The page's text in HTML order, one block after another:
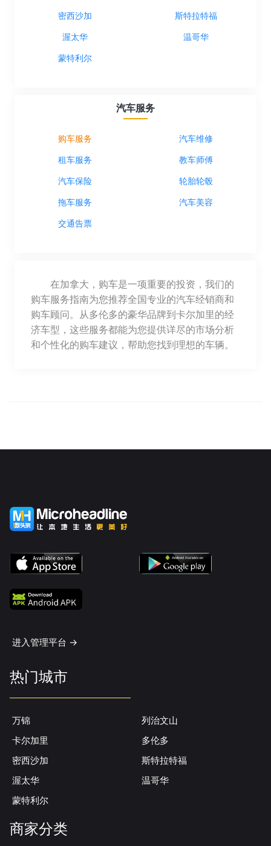
密西沙加 斯特拉特福
渥太华 温哥华
蒙特利尔
汽车服务
购车服务 汽车维修
租车服务 教车师傅
汽车保险 轮胎轮毂
拖车服务 汽车美容
交通告票
在加拿大，购车是一项重要的投资，我们的
购车服务指南为您推荐全国专业的汽车经销商和
购车顾问。从多伦多的豪华品牌到卡尔加里的经
济车型，这些服务都能为您提供详尽的市场分析
和个性化的购车建议，帮助您找到理想的车辆。
进入管理平台 ->
热门城市
万锦
列治文山
卡尔加里
多伦多
密西沙加
斯特拉特福
渥太华
温哥华
蒙特利尔
商家分类